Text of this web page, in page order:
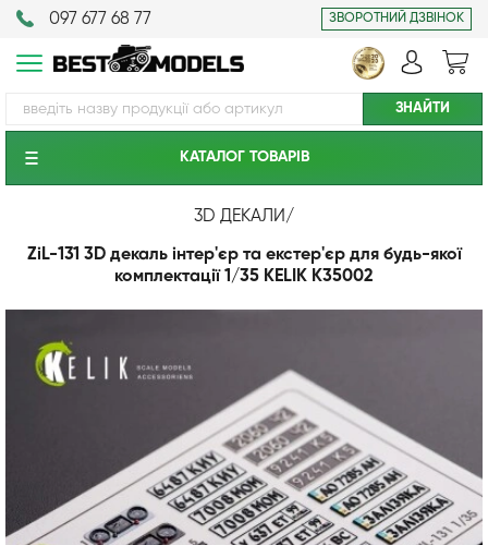
097 677 68 77 ЗВОРОТНИЙ ДЗВІНОК
КАТАЛОГ ТОВАРIВ
3D ДЕКАЛИ/
ZiL-131 3D декаль інтер'єр та екстер'єр для будь-якої
комплектації 1/35 KELIK K35002